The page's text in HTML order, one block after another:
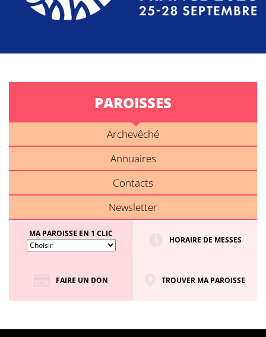
PAROISSES
Archevêché
Annuaires
Contacts
Newsletter
MA PAROISSE EN 1 CLIC
HORAIRE DE MESSES
FAIRE UN DON TROUVER MA PAROISSE